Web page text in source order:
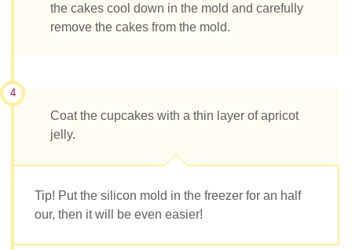
the cakes cool down in the mold and carefully
remove the cakes from the mold.
4
Coat the cupcakes with a thin layer of apricot
jelly.
Tip! Put the silicon mold in the freezer for an half
our, then it will be even easier!